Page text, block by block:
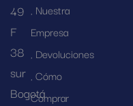
49
F
38
sur
Bogotá
Nuestra
Empresa
Devoluciones
Cómo
Comprar